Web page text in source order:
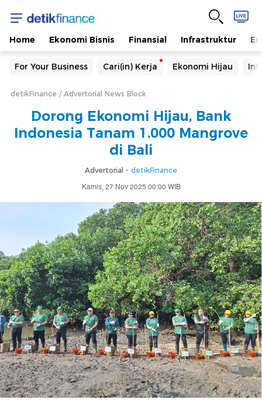
Home Ekonomi Bisnis Finansial Infrastruktur
For Your Business Cari(in) Kerja Ekonomi Hijau
detikFinance Advertorial News Block
Dorong Ekonomi Hijau, Bank
Indonesia Tanam 1.000 Mangrove
di Bali
Advertorial - detikFinance
Kamis, 27 Nov 2025 00:00 WIB